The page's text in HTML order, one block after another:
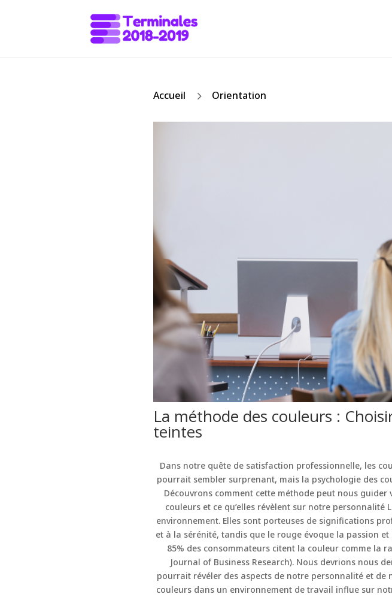
Accueil 5 Orientation
La méthode des couleurs :
teintes
Dans notre quête de satisfaction professionnelle, les
pourrait sembler surprenant, mais la psychologie des
Découvrons comment cette méthode peut nous
couleurs et ce qu’elles révèlent sur notre
environnement. Elles sont porteuses de significations
et à la sérénité, tandis que le rouge évoque la passion
85% des consommateurs citent la couleur comme la
Journal of Business Research). Nous devrions nous
pourrait révéler des aspects de notre personnalité et de
couleurs dans un environnement de travail influe sur